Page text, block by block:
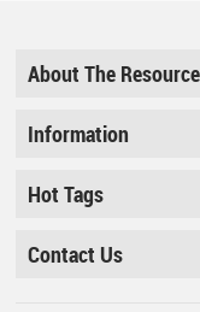
About The
Information
Hot Tags
Contact Us